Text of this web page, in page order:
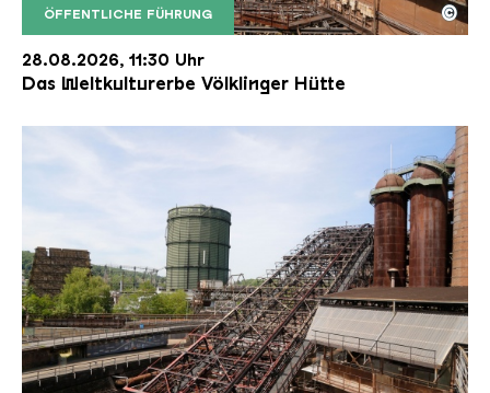
ÖFFENTLICHE FÜHRUNG
Der Erzschrägaufzug der Völklinger Hütte mit
Copyright: Weltkulturerbe Völklinger Hütte | Karl
©
28.08.2026, 11:30 Uhr
Das Weltkulturerbe Völklinger Hütte